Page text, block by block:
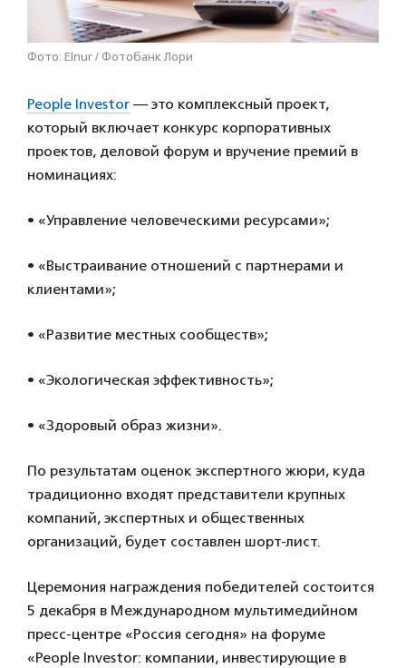
Фото: Elnur / Фотобанк Лори
People Investor — это комплексный проект,
который включает конкурс корпоративных
проектов, деловой форум и вручение премий в
номинациях:
• «Управление человеческими ресурсами»;
• «Выстраивание отношений с партнерами и
клиентами»;
• «Развитие местных сообществ»;
• «Экологическая эффективность»;
• «Здоровый образ жизни».
По результатам оценок экспертного жюри, куда
традиционно входят представители крупных
компаний, экспертных и общественных
организаций, будет составлен шорт-лист.
Церемония награждения победителей состоится
5 декабря в Международном мультимедийном
пресс-центре «Россия сегодня» на форуме
«People Investor: компании, инвестирующие в